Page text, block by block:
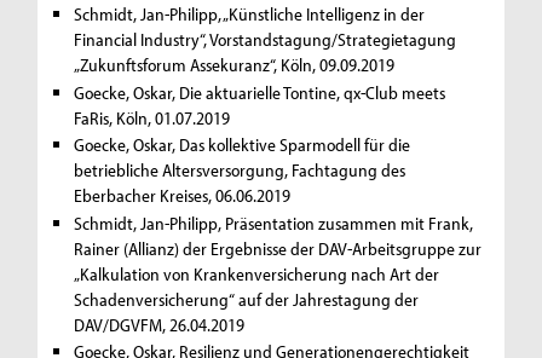
Schmidt, Jan-Philipp, „Künstliche Intelligenz in der
Financial Industry“, Vorstandstagung/Strategietagung
„Zukunftsforum Assekuranz“, Köln, 09.09.2019
Goecke, Oskar, Die aktuarielle Tontine, qx-Club meets
FaRis, Köln, 01.07.2019
Goecke, Oskar, Das kollektive Sparmodell für die
betriebliche Altersversorgung, Fachtagung des
Eberbacher Kreises, 06.06.2019
Schmidt, Jan-Philipp, Präsentation zusammen mit Frank,
Rainer (Allianz) der Ergebnisse der DAV-Arbeitsgruppe zur
„Kalkulation von Krankenversicherung nach Art der
Schadenversicherung“ auf der Jahrestagung der
DAV/DGVFM, 26.04.2019
Goecke, Oskar, Resilienz und Generationengerechtigkeit